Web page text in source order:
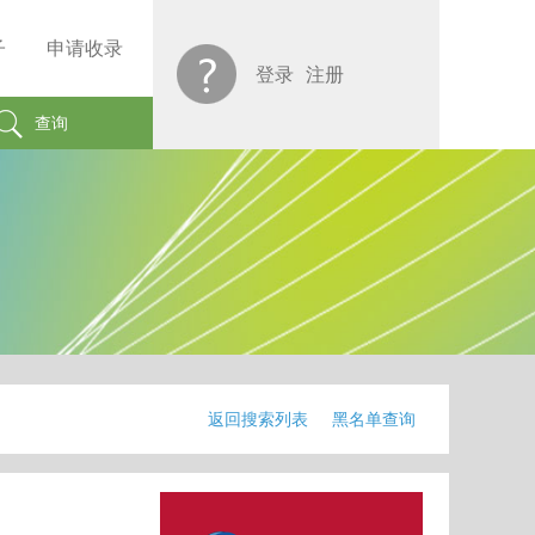
申请收录
查询
登录 注册
返回搜索列表 黑名单查询